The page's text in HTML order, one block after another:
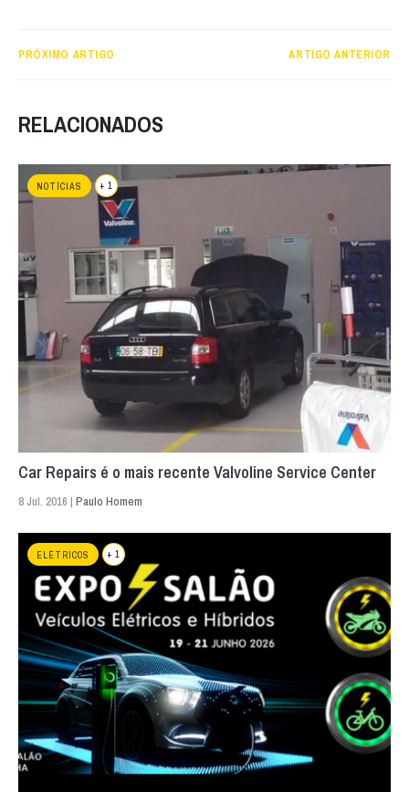
PRÓXIMO ARTIGO ARTIGO ANTERIOR
RELACIONADOS
NOTÍCIAS + 1
Car Repairs é o mais recente Valvoline Service Center
8 Jul. 2016 | Paulo Homem
ELÉTRICOS + 1